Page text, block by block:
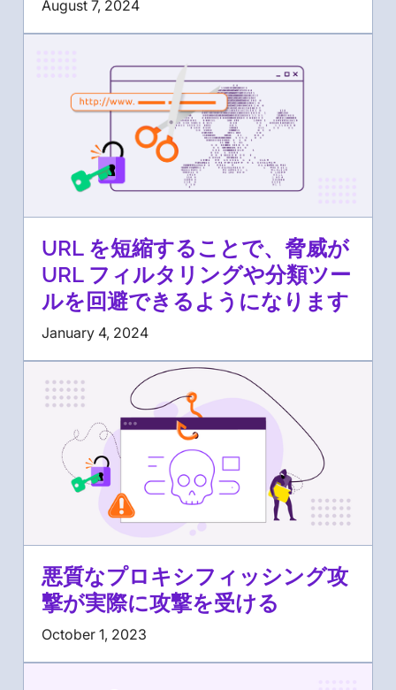
August 7, 2024
URL を短縮することで、脅威が
URL フィルタリングや分類ツー
ルを回避できるようになります
January 4, 2024
悪質なプロキシフィッシング攻
撃が実際に攻撃を受ける
October 1, 2023